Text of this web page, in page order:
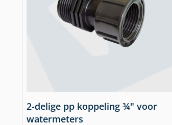
2-delige pp koppeling ¾" voor
watermeters